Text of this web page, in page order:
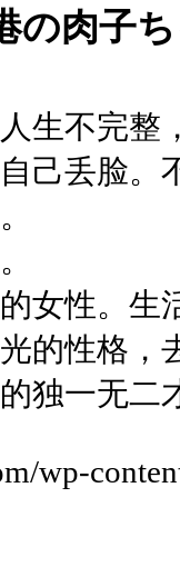
の肉子
生不完整
己丢脸。
女性。生
的性格，
独一无二
wp-